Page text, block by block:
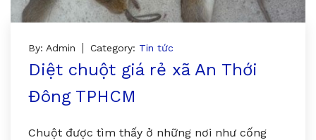
By: Admin Category: Tin tức
Diệt chuột giá rẻ xã An Thới
Đông TPHCM
Chuột được tìm thấy ở những nơi như cống